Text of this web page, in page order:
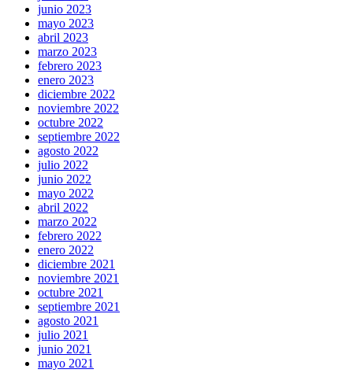
junio 2023
mayo 2023
abril 2023
marzo 2023
febrero 2023
enero 2023
diciembre 2022
noviembre 2022
octubre 2022
septiembre 2022
agosto 2022
julio 2022
junio 2022
mayo 2022
abril 2022
marzo 2022
febrero 2022
enero 2022
diciembre 2021
noviembre 2021
octubre 2021
septiembre 2021
agosto 2021
julio 2021
junio 2021
mayo 2021